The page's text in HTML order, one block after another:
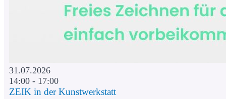
31.07.2026
14:00 - 17:00
ZEIK in der Kunstwerkstatt